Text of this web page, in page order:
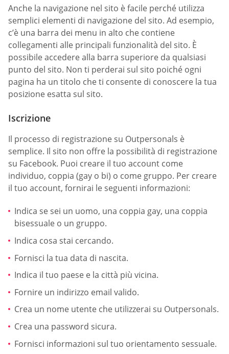
Anche la navigazione nel sito è facile perché utilizza
semplici elementi di navigazione del sito. Ad esempio,
c’è una barra dei menu in alto che contiene
collegamenti alle principali funzionalità del sito. È
possibile accedere alla barra superiore da qualsiasi
punto del sito. Non ti perderai sul sito poiché ogni
pagina ha un titolo che ti consente di conoscere la tua
posizione esatta sul sito.
Iscrizione
Il processo di registrazione su Outpersonals è
semplice. Il sito non offre la possibilità di registrazione
su Facebook. Puoi creare il tuo account come
individuo, coppia (gay o bi) o come gruppo. Per creare
il tuo account, fornirai le seguenti informazioni:
Indica se sei un uomo, una coppia gay, una coppia
bisessuale o un gruppo.
Indica cosa stai cercando.
Fornisci la tua data di nascita.
Indica il tuo paese e la città più vicina.
Fornire un indirizzo email valido.
Crea un nome utente che utilizzerai su Outpersonals.
Crea una password sicura.
Fornisci informazioni sul tuo orientamento sessuale.